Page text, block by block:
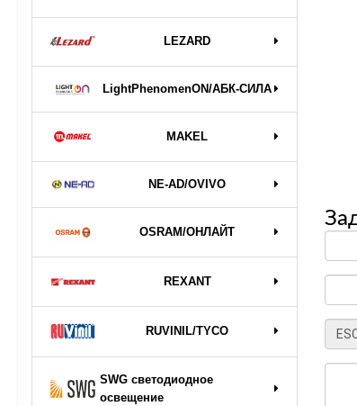
LEZARD
LightPhenomenON/АБК-СИЛА
MAKEL
NE-AD/OVIVO
OSRAM/ОНЛАЙТ
REXANT
RUVINIL/TYCO
SWG светодиодное
освещение